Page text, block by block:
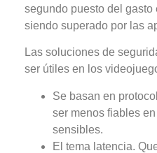
segundo puesto del
siendo superado por las
Las soluciones de
ser útiles en los
Se basan en
ser menos fiables
sensibles.
El tema latencia.